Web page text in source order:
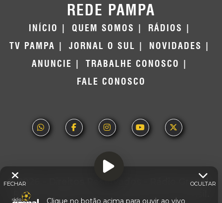
REDE PAMPA
INÍCIO QUEM SOMOS
RÁDIOS
TV PAMPA
JORNAL O SUL
NOVIDADES
ANUNCIE
TRABALHE CONOSCO
FALE CONOSCO
© 2026 - Direitos Reservados - Rádio Grenal -
Rede Pampa de Comunicação | RS - Brasil.
OCULTAR
FECHAR
Clique no botão acima para ouvir ao vivo